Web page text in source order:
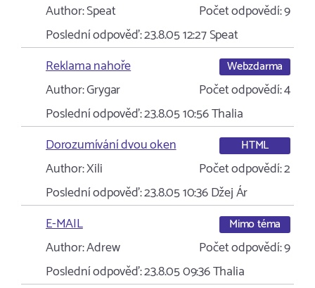
Author:Speat Počet odpovědí:9
Poslední odpověď:23.8.05 12:27Speat
Reklama nahoře
Webzdarma
Author:Grygar Počet odpovědí:4
Poslední odpověď:23.8.05 10:56Thalia
Dorozumívání dvou oken
HTML
Author:Xili Počet odpovědí:2
Poslední odpověď:23.8.05 10:36Džej Ár
E-MAIL
Mimo téma
Author:Adrew Počet odpovědí:9
Poslední odpověď:23.8.05 09:36Thalia